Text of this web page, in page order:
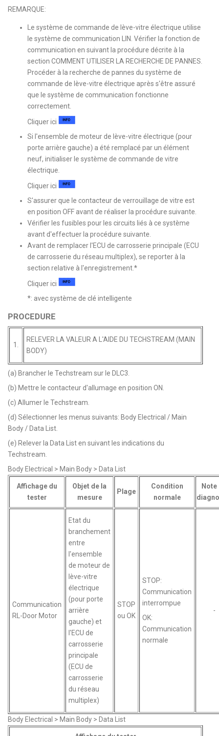
REMARQUE:
Le système de commande de lève-vitre électrique utilise
le système de communication LIN. Vérifier la fonction de
communication en suivant la procédure décrite à la
section COMMENT UTILISER LA RECHERCHE DE PANNES.
Procéder à la recherche de pannes du système de
commande de lève-vitre électrique après s'être assuré
que le système de communication fonctionne
correctement.
Cliquer ici
Si l'ensemble de moteur de lève-vitre électrique (pour
porte arrière gauche) a été remplacé par un élément
neuf, initialiser le système de commande de vitre
électrique.
Cliquer ici
S'assurer que le contacteur de verrouillage de vitre est
en position OFF avant de réaliser la procédure suivante.
Vérifier les fusibles pour les circuits liés à ce système
avant d'effectuer la procédure suivante.
Avant de remplacer l'ECU de carrosserie principale (ECU
de carrosserie du réseau multiplex), se reporter à la
section relative à l'enregistrement.*
Cliquer ici
*: avec système de clé intelligente
PROCEDURE
1.
RELEVER LA VALEUR A L'AIDE DU TECHSTREAM (MAIN
BODY)
(a) Brancher le Techstream sur le DLC3.
(b) Mettre le contacteur d'allumage en position ON.
(c) Allumer le Techstream.
(d) Sélectionner les menus suivants: Body Electrical / Main
Body / Data List.
(e) Relever la Data List en suivant les indications du
Techstream.
Body Electrical > Main Body > Data List
Affichage du
tester
Objet de la
mesure
Plage
Condition
normale
Note
Communication
RL-Door Motor
Etat du
branchement
entre
l'ensemble
de moteur de
lève-vitre
électrique
(pour porte
arrière
gauche) et
l'ECU de
carrosserie
principale
(ECU de
carrosserie
du réseau
multiplex)
STOP
ou OK
STOP:
Communication
interrompue
OK:
Communication
normale
-
Body Electrical > Main Body > Data List